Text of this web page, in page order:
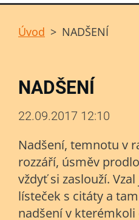
Úvod > NADŠENÍ
NADŠENÍ
22.09.2017 12:10
Nadšení, temnotu v
rozzáří, úsměv
vždyť si zaslouží.
lísteček s citáty a
nadšení v